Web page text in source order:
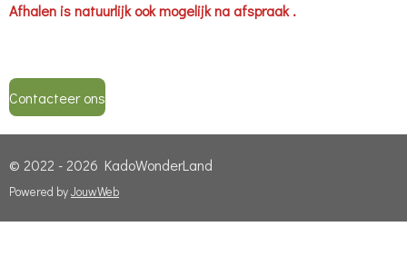
Afhalen is natuurlijk ook mogelijk na afspraak .
Contacteer ons
© 2022 - 2026 KadoWonderLand
Powered byJouwWeb